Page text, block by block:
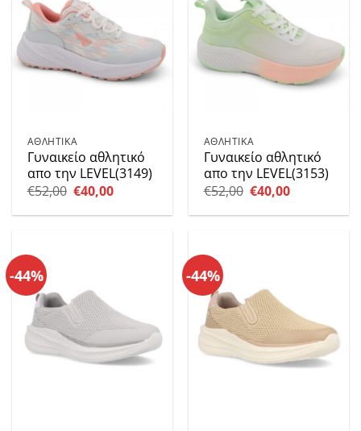
ΑΘΛΗΤΙΚΑ
Γυναικείο αθλητικό
απο την LEVEL(3149)
€52,00 Original
price
was:
€40,00Η
τιμή
ΑΘΛΗΤΙΚΑ
Γυναικείο αθλητικό
απο την LEVEL(3153)
€52,00 Original
price
was:
€40,00Η
τιμή
-44% -44%